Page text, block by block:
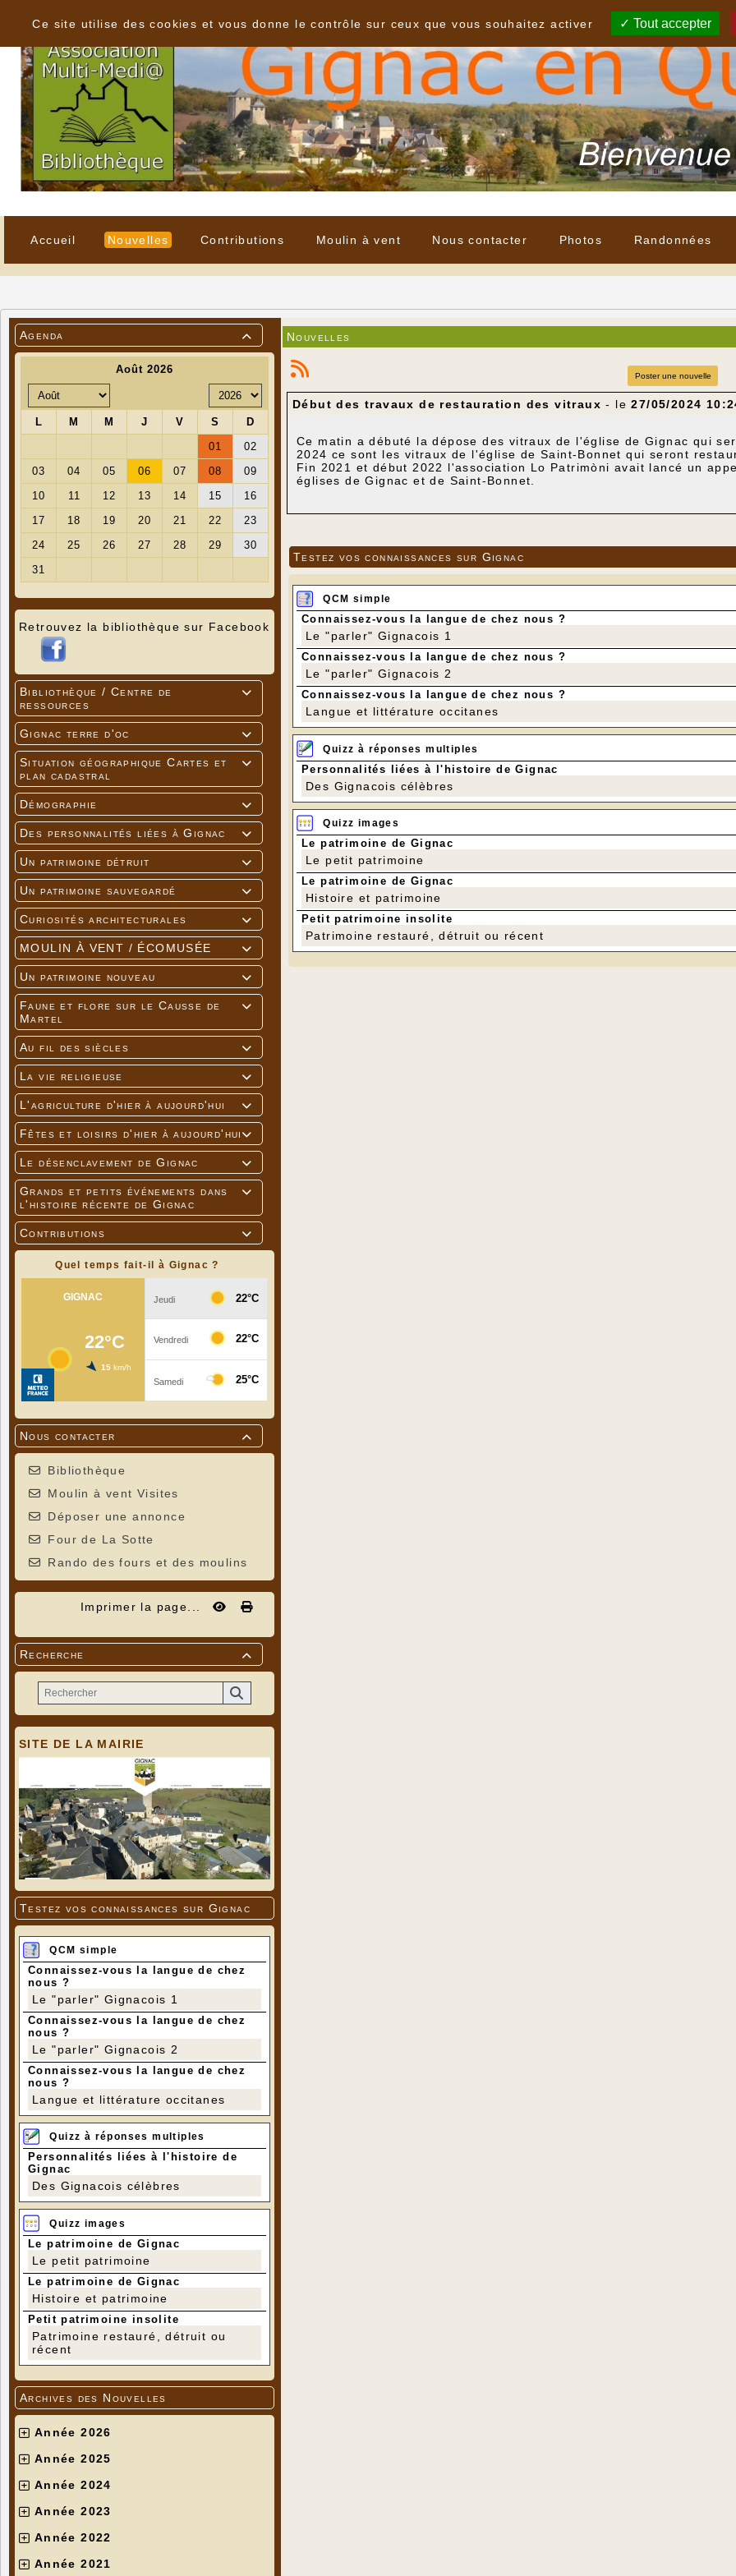
Accueil Nouvelles Contributions Moulin à vent Nous contacter Photos Randonnées

Agenda
Retrouvez la bibliothèque sur Facebook

Bibliothèque / Centre de
ressources

Gignac terre d'oc

Situation géographique Cartes et
plan cadastral

Démographie

Des personnalités liées à Gignac

Un patrimoine détruit

Un patrimoine sauvegardé

Curiosités architecturales

MOULIN À VENT / ÉCOMUSÉE

Un patrimoine nouveau

Faune et flore sur le Causse de
Martel

Au fil des siècles

La vie religieuse

L'agriculture d'hier à aujourd'hui

Fêtes et loisirs d'hier à aujourd'hui

Le désenclavement de Gignac

Grands et petits événements dans
l'histoire récente de Gignac

Contributions
Quel temps fait-il à Gignac ?

Nous contacter
Bibliothèque
Moulin à vent Visites
Déposer une annonce
Four de La Sotte
Rando des fours et des moulins
Imprimer la page...

Recherche
SITE DE LA MAIRIE
Testez vos connaissances sur Gignac
QCM simple
Connaissez-vous la langue de chez
nous ?
Le "parler" Gignacois 1
Connaissez-vous la langue de chez
nous ?
Le "parler" Gignacois 2
Connaissez-vous la langue de chez
nous ?
Langue et littérature occitanes
Quizz à réponses multiples
Personnalités liées à l'histoire de
Gignac
Des Gignacois célèbres
Quizz images
Le patrimoine de Gignac
Le petit patrimoine
Le patrimoine de Gignac
Histoire et patrimoine
Petit patrimoine insolite
Patrimoine restauré, détruit ou
récent
Archives des Nouvelles
Année 2026
Année 2025
Année 2024
Année 2023
Année 2022
Année 2021
Nouvelles
Poster une nouvelle
Début des travaux de restauration des vitraux- le27/05/2024
Ce matin a débuté la dépose des vitraux de l'église de Gignac qui
2024 ce sont les vitraux de l'église de Saint-Bonnet qui seront
Fin 2021 et début 2022 l'association Lo Patrimòni avait lancé un
églises de Gignac et de Saint-Bonnet.
En avril 2022 l'atelier des restauration de vitraux situé à Gramat
Le 31 mai 2022 le Conseil municipal avait validé ces devis et la
Bonnet (non classée).
Quels types de travaux vont être réalisés ?
1) Trois vitraux de l’église de Gignac
:
-Sainte Germaine de Pibrac ( restitution des pièces : auréole rouge, visage,
Testez vos connaissances sur Gignac
QCM simple
Connaissez-vous la langue de chez nous ?
Le "parler" Gignacois 1
Connaissez-vous la langue de chez nous ?
Le "parler" Gignacois 2
Connaissez-vous la langue de chez nous ?
Langue et littérature occitanes
Quizz à réponses multiples
Personnalités liées à l'histoire de Gignac
Des Gignacois célèbres
Quizz images
Le patrimoine de Gignac
Le petit patrimoine
Le patrimoine de Gignac
Histoire et patrimoine
Petit patrimoine insolite
Patrimoine restauré, détruit ou récent
Ce site utilise des cookies et vous donne le contrôle sur ceux que vous souhaitez activer
Tout accepter